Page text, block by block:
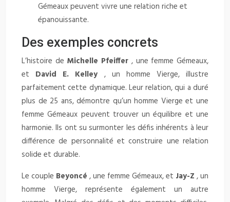
Gémeaux peuvent vivre une relation riche et
épanouissante.
Des exemples concrets
L’histoire de Michelle Pfeiffer , une femme Gémeaux,
et David E. Kelley , un homme Vierge, illustre
parfaitement cette dynamique. Leur relation, qui a duré
plus de 25 ans, démontre qu’un homme Vierge et une
femme Gémeaux peuvent trouver un équilibre et une
harmonie. Ils ont su surmonter les défis inhérents à leur
différence de personnalité et construire une relation
solide et durable.
Le couple Beyoncé , une femme Gémeaux, et Jay-Z , un
homme Vierge, représente également un autre